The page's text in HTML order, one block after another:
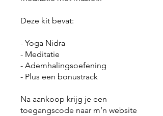
Deze kit bevat:
- Yoga Nidra
- Meditatie
- Ademhalingsoefening
- Plus een bonustrack
Na aankoop krijg je een
toegangscode naar m’n website